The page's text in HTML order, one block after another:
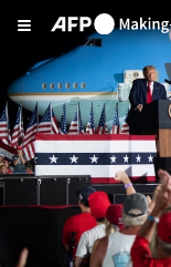
Aller au contenu principal